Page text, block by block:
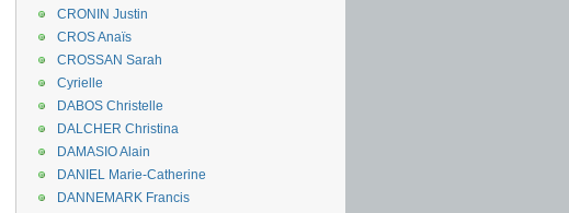
CRONIN Justin
CROS Anaïs
CROSSAN Sarah
Cyrielle
DABOS Christelle
DALCHER Christina
DAMASIO Alain
DANIEL Marie-Catherine
DANNEMARK Francis